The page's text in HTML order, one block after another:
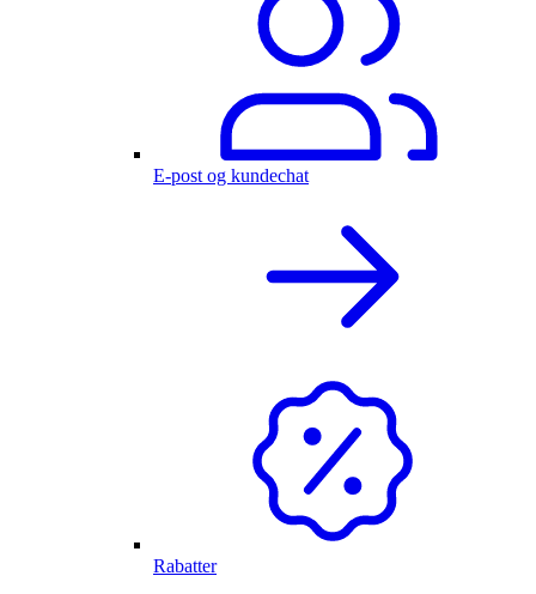
E-post og kundechat
Rabatter